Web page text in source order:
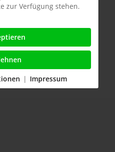
zur Verfügung stehen.
| Impressum